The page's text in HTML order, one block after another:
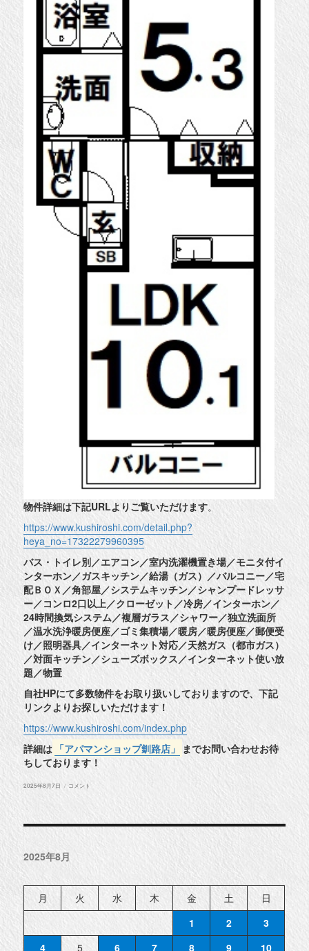
物件詳細は下記URLよりご覧いただけます。
https://www.kushiroshi.com/detail.php?
heya_no=17322279960395
バス・トイレ別／エアコン／室内洗濯機置き場／モニタ付イ
ンターホン／ガスキッチン／給湯（ガス）／バルコニー／宅
配ＢＯＸ／角部屋／システムキッチン／シャンプードレッサ
ー／コンロ2口以上／クローゼット／冷房／インターホン／
24時間換気システム／複層ガラス／シャワー／独立洗面所
／温水洗浄暖房便座／ゴミ集積場／暖房／暖房便座／郵便受
け／照明器具／インターネット対応／天然ガス（都市ガス）
／対面キッチン／シューズボックス／インターネット使い放
題／物置
自社HPにて多数物件をお取り扱いしておりますので、下記
リンクよりお探しいただけます！
https://www.kushiroshi.com/index.php
詳細は 「アパマンショップ釧路店」
までお問い合わせお待
ちしております！
投
2025年8月7日
◆
◆
コメント
2025年8月
月 火 水 木 金 土
日
1
2
3
4
5 6 7 8 9 10